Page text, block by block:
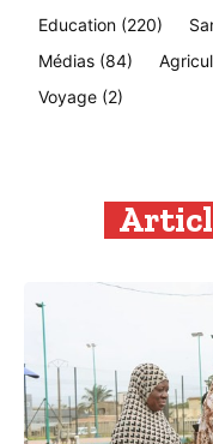
Education (220)
Médias (84)
Voyage (2)